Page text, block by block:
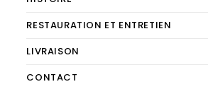
RESTAURATION ET ENTRETIEN
LIVRAISON
CONTACT